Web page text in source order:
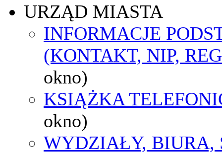
URZĄD MIASTA
INFORMACJE
(KONTAKT, NIP,
okno)
KSIĄŻKA
okno)
WYDZIAŁY, BIURA,